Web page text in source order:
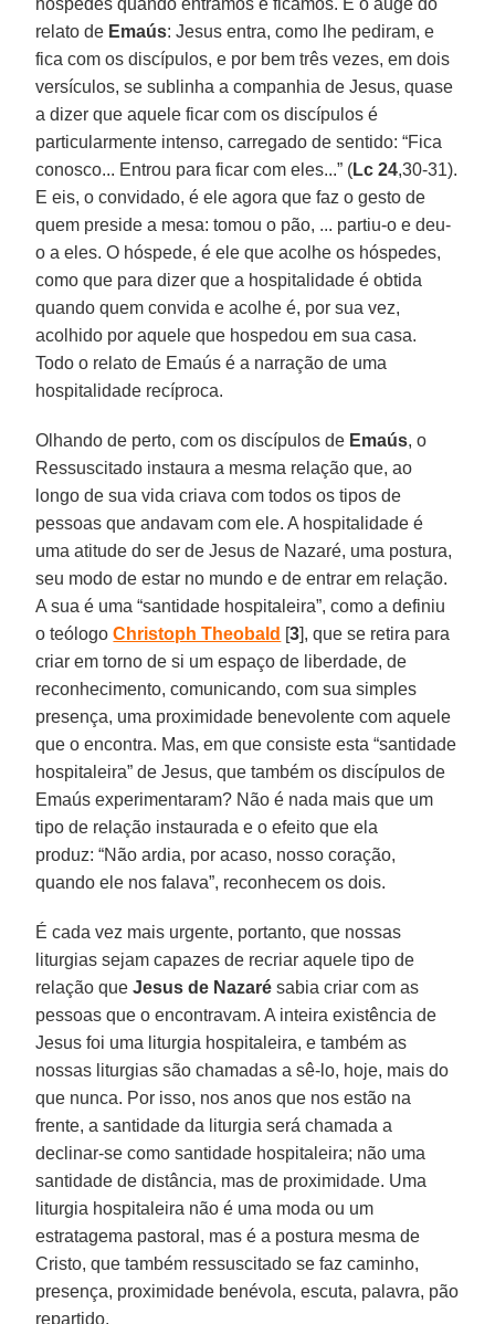
relato de Emaús: Jesus entra, como lhe pediram, e
fica com os discípulos, e por bem três vezes, em dois
versículos, se sublinha a companhia de Jesus, quase
a dizer que aquele ficar com os discípulos é
particularmente intenso, carregado de sentido: “Fica
conosco... Entrou para ficar com eles...” (Lc 24,30-31).
E eis, o convidado, é ele agora que faz o gesto de
quem preside a mesa: tomou o pão, ... partiu-o e deu-
o a eles. O hóspede, é ele que acolhe os hóspedes,
como que para dizer que a hospitalidade é obtida
quando quem convida e acolhe é, por sua vez,
acolhido por aquele que hospedou em sua casa.
Todo o relato de Emaús é a narração de uma
hospitalidade recíproca.
Olhando de perto, com os discípulos de Emaús, o
Ressuscitado instaura a mesma relação que, ao
longo de sua vida criava com todos os tipos de
pessoas que andavam com ele. A hospitalidade é
uma atitude do ser de Jesus de Nazaré, uma postura,
seu modo de estar no mundo e de entrar em relação.
A sua é uma “santidade hospitaleira”, como a definiu
o teólogoChristoph Theobald [3], que se retira para
criar em torno de si um espaço de liberdade, de
reconhecimento, comunicando, com sua simples
presença, uma proximidade benevolente com aquele
que o encontra. Mas, em que consiste esta “santidade
hospitaleira” de Jesus, que também os discípulos de
Emaús experimentaram? Não é nada mais que um
tipo de relação instaurada e o efeito que ela
produz: “Não ardia, por acaso, nosso coração,
quando ele nos falava”, reconhecem os dois.
É cada vez mais urgente, portanto, que nossas
liturgias sejam capazes de recriar aquele tipo de
relação que Jesus de Nazaré sabia criar com as
pessoas que o encontravam. A inteira existência de
Jesus foi uma liturgia hospitaleira, e também as
nossas liturgias são chamadas a sê-lo, hoje, mais do
que nunca. Por isso, nos anos que nos estão na
frente, a santidade da liturgia será chamada a
declinar-se como santidade hospitaleira; não uma
santidade de distância, mas de proximidade. Uma
liturgia hospitaleira não é uma moda ou um
estratagema pastoral, mas é a postura mesma de
Cristo, que também ressuscitado se faz caminho,
presença, proximidade benévola, escuta, palavra, pão
repartido.